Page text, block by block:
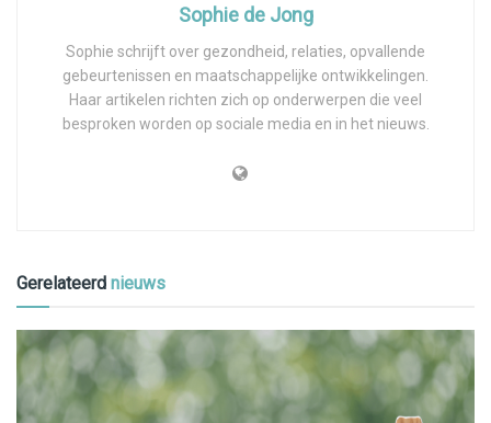
Sophie de Jong
Sophie schrijft over gezondheid, relaties, opvallende
gebeurtenissen en maatschappelijke ontwikkelingen.
Haar artikelen richten zich op onderwerpen die veel
besproken worden op sociale media en in het nieuws.
Gerelateerd nieuws